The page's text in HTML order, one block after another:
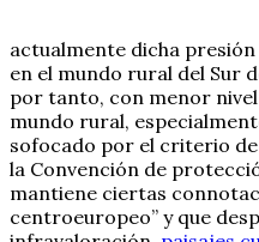
actualmente dicha
en el mundo rural del Sur
por tanto, con menor
mundo rural,
sofocado por el criterio de
la Convención de
mantiene ciertas
centroeuropeo” y que